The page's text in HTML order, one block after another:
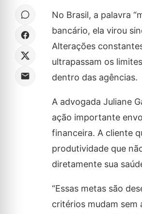
No Brasil, a palavra
bancário, ela virou
Alterações
ultrapassam os
dentro das agências.
A advogada Juliane
ação importante
financeira. A cliente
produtividade que
diretamente sua
“Essas metas são
critérios mudam sem